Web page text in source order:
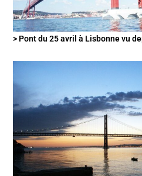
> Pont du 25 avril à Lisbonne vu